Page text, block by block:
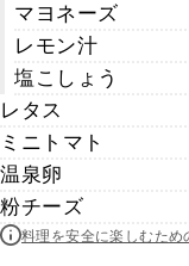
マヨネーズ
レモン汁
塩こしょう
レタス
ミニトマト
温泉卵
粉チーズ
料理を安全に楽しむため